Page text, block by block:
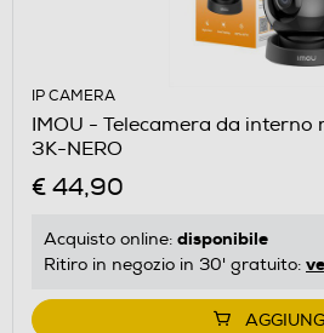
IP CAMERA
IMOU - Telecamera da interno
3K-NERO
€ 44,90
Acquisto online: disponibile
Ritiro in negozio in 30' gratuito: